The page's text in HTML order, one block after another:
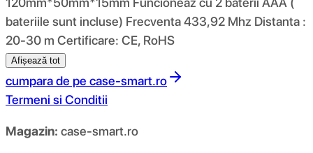
bateriile sunt incluse) Frecventa 433,92 Mhz Distanta :
20-30 m Certificare: CE, RoHS
Afișează tot
cumpara de pe case-smart.ro
Termeni si Conditii
Magazin: case-smart.ro